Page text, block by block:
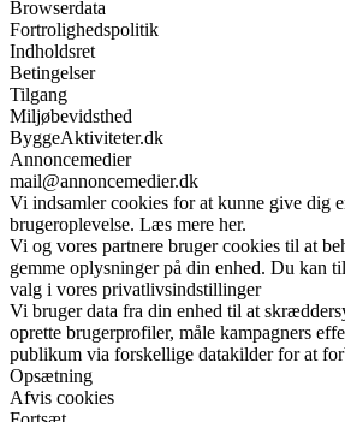
Browserdata
Fortrolighedspolitik
Indholdsret
Betingelser
Tilgang
Miljøbevidsthed
ByggeAktiviteter.dk
Annoncemedier
mail@annoncemedier.dk
Vi indsamler cookies for at kunne give dig
brugeroplevelse. Læs mere her.
Vi og vores partnere bruger cookies til at
gemme oplysninger på din enhed. Du kan
valg i vores privatlivsindstillinger
Vi bruger data fra din enhed til at
oprette brugerprofiler, måle kampagners
publikum via forskellige datakilder for at
Opsætning
Afvis cookies